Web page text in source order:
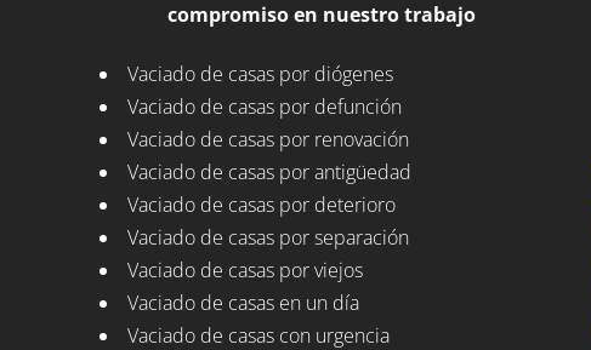
compromiso en nuestro trabajo
Vaciado de casas por diógenes
Vaciado de casas por defunción
Vaciado de casas por renovación
Vaciado de casas por antigüedad
Vaciado de casas por deterioro
Vaciado de casas por separación
Vaciado de casas por viejos
Vaciado de casas en un día
Vaciado de casas con urgencia